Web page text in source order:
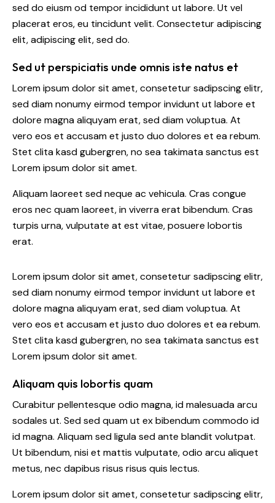
sed do eiusm od tempor incididunt ut labore. Ut vel
placerat eros, eu tincidunt velit. Consectetur adipiscing
elit, adipiscing elit, sed do.
Sed ut perspiciatis unde omnis iste natus et
Lorem ipsum dolor sit amet, consetetur sadipscing elitr,
sed diam nonumy eirmod tempor invidunt ut labore et
dolore magna aliquyam erat, sed diam voluptua. At
vero eos et accusam et justo duo dolores et ea rebum.
Stet clita kasd gubergren, no sea takimata sanctus est
Lorem ipsum dolor sit amet.
Aliquam laoreet sed neque ac vehicula. Cras congue
eros nec quam laoreet, in viverra erat bibendum. Cras
turpis urna, vulputate at est vitae, posuere lobortis
erat.
Lorem ipsum dolor sit amet, consetetur sadipscing elitr,
sed diam nonumy eirmod tempor invidunt ut labore et
dolore magna aliquyam erat, sed diam voluptua. At
vero eos et accusam et justo duo dolores et ea rebum.
Stet clita kasd gubergren, no sea takimata sanctus est
Lorem ipsum dolor sit amet.
Aliquam quis lobortis quam
Curabitur pellentesque odio magna, id malesuada arcu
sodales ut. Sed sed quam ut ex bibendum commodo id
id magna. Aliquam sed ligula sed ante blandit volutpat.
Ut bibendum, nisi et mattis vulputate, odio arcu aliquet
metus, nec dapibus risus risus quis lectus.
Lorem ipsum dolor sit amet, consetetur sadipscing elitr,